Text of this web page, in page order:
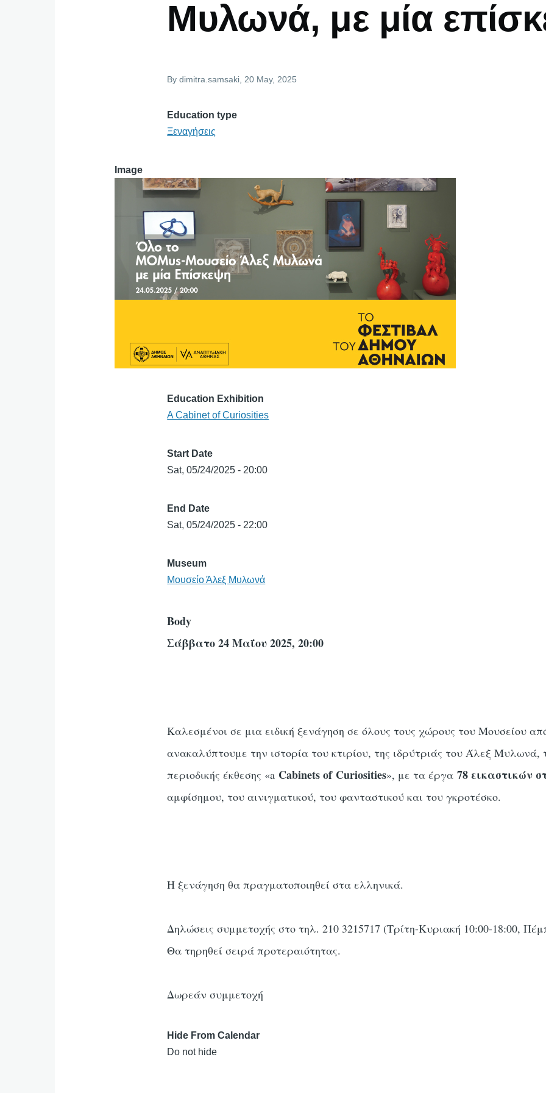
Μυλωνά, με μία
Bydimitra.samsaki , 20 May, 2025
Education type
Ξεναγήσεις
Image
Education Exhibition
Α Cabinet of Curiosities
Start Date
Sat, 05/24/2025 - 20:00
End Date
Sat, 05/24/2025 - 22:00
Museum
Μουσείο Άλεξ Μυλωνά
Body
Σάββατο 24 Μαΐου 2025, 20:00
Καλεσμένοι σε μια ειδική ξενάγηση σε όλους τους χώρους του Μουσείου
ανακαλύπτουμε την ιστορία του κτιρίου, της ιδρύτριάς του Άλεξ
περιοδικής έκθεσης «a Cabinets of Curiosities», με τα έργα 78 εικαστικών
αμφίσημου, του αινιγματικού, του φανταστικού και του γκροτέσκο.
Η ξενάγηση θα πραγματοποιηθεί στα ελληνικά.
Δηλώσεις συμμετοχής στο τηλ. 210 3215717 (Τρίτη-Κυριακή 10:00-18:00,
Θα τηρηθεί σειρά προτεραιότητας.
Δωρεάν συμμετοχή
Hide From Calendar
Do not hide